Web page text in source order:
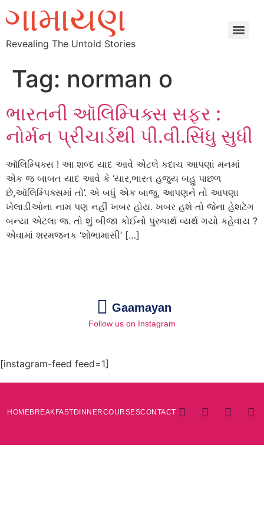
Revealing The Untold Stories
Tag: norman o
ભારતની ઑલિમ્પિક્સ સફર :
નોર્મન પ્રીચાર્ડથી પી.વી.સિંધુ સુધી
ઑલિમ્પિક્સ ! આ શબ્દ યાદ આવે એટલે કદાચ આપણાં મનમાં
એક જ બાબત યાદ આવે કે ‘યાર,ભારત હજુય બહુ પાછળ
છે,ઑલિમ્પિક્સમાં તો’. એ બધું એક બાજુ, આપણને તો આપણા
ખેલાડીઓના નામ પણ નહીં ખબર હોય. ખબર હશે તો જેના હેશટેગ
બન્યા એટલા જ. તો શું બીજા કોઈનો પુરુષાર્થ વ્યર્થ ગયો કહેવાય ?
એવામાં શરમજનક ‘શોભામાસી‘ […]
Gaamayan
Follow us on Instagram
[instagram-feed feed=1]
HOMEBREAKFASTDINNERCOURSESCONTACT